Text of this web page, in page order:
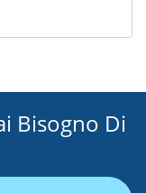
Bisogno Di